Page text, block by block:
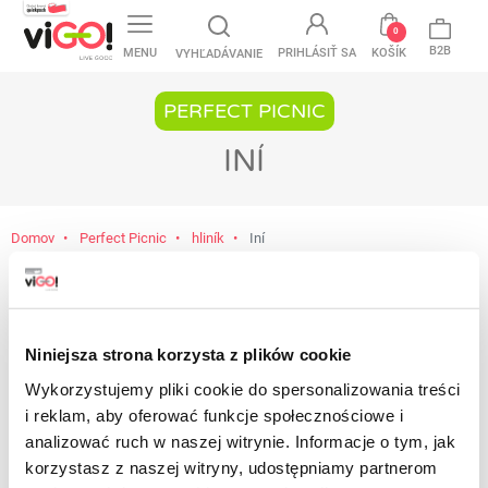
Niniejsza strona korzysta z plików cookie
Wykorzystujemy pliki cookie do spersonalizowania treści
i reklam, aby oferować funkcje społecznościowe i
analizować ruch w naszej witrynie. Informacje o tym, jak
korzystasz z naszej witryny, udostępniamy partnerom
MENU VYHĽADÁVANIE PRIHLÁSIŤ SA KOŠÍK
0
B2B
PERFECT PICNIC
INÍ
Domov Perfect Picnic hliník Iní
V ponuke ešte nemáme žiadny produkt
Zostaňte naladení! Akonáhle do ponuky
pridáme ďalšie produkty, zobrazia sa na tomto
mieste.
Kontakt